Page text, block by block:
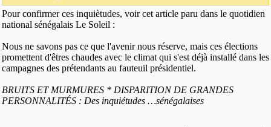
Pour confirmer ces inquiètudes, voir cet article paru dans le quotidien
national sénégalais Le Soleil :
Nous ne savons pas ce que l'avenir nous réserve, mais ces élections
promettent d'êtres chaudes avec le climat qui s'est déjà installé dans les
campagnes des prétendants au fauteuil présidentiel.
BRUITS ET MURMURES * DISPARITION DE GRANDES
PERSONNALITÉS : Des inquiétudes …sénégalaises